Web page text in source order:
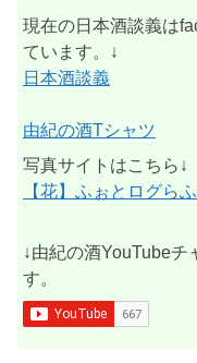
現在の日本酒談義は
ています。↓
日本酒談義
由紀の酒Tシャツ
写真サイトはこちら↓
【花】ふぉとログら
↓由紀の酒YouTubeチ
す。